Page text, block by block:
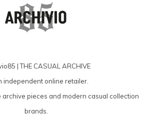
| THE CASUAL ARCHIVE
independent online retailer.
pieces and modern casual collection
brands.